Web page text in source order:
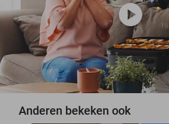
play_circle
Anderen bekeken ook